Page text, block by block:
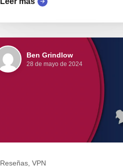
Ben Grindlow
28 de mayo de 2024
Reseñas, VPN